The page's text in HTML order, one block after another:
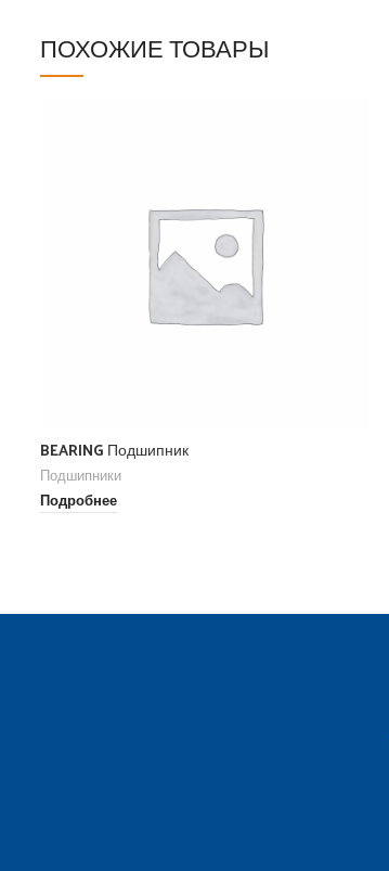
ПОХОЖИЕ ТОВАРЫ
BEARING Подшипник
Подшипники
Подробнее